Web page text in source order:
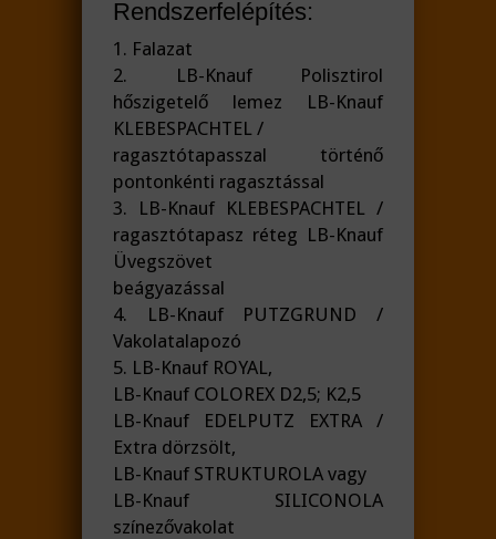
Rendszerfelépítés:
1. Falazat
2. LB-Knauf Polisztirol
hőszigetelő lemez LB-Knauf
KLEBESPACHTEL /
ragasztótapasszal történő
pontonkénti ragasztással
3. LB-Knauf KLEBESPACHTEL /
ragasztótapasz réteg LB-Knauf
Üvegszövet
beágyazással
4. LB-Knauf PUTZGRUND /
Vakolatalapozó
5. LB-Knauf ROYAL,
LB-Knauf COLOREX D2,5; K2,5
LB-Knauf EDELPUTZ EXTRA /
Extra dörzsölt,
LB-Knauf STRUKTUROLA vagy
LB-Knauf SILICONOLA
színezővakolat